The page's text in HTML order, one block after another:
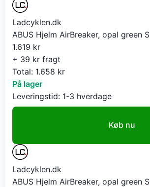
Ladcyklen.dk
ABUS Hjelm AirBreaker, opal green S
1.619 kr
+ 39 kr fragt
Total: 1.658 kr
På lager
Leveringstid: 1-3 hverdage
Køb nu
Ladcyklen.dk
ABUS Hjelm AirBreaker, opal green S